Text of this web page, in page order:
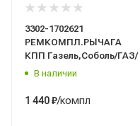
3302-1702621
РЕМКОМПЛ.РЫЧАГА
КПП Газель,Соболь/ГАЗ/
В наличии
1 440₽/компл